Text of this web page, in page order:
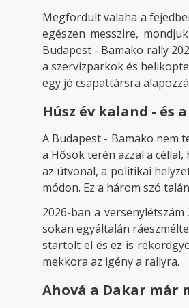
Megfordult valaha a
egészen messzire,
Budapest - Bamako rally
a szervizparkok és
egy jó csapattársra
Húsz év kaland - és
A Budapest - Bamako nem
a Hősök terén azzal a
az útvonal, a politikai
módon. Ez a három szó
2026-ban a
sokan egyáltalán
startolt el és ez is
mekkora az igény a rallyra.
Ahová a Dakar már